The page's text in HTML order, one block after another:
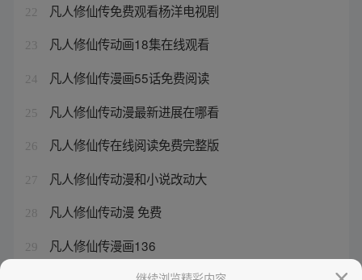
22 凡人修仙传免费观看杨洋电视剧
23 凡人修仙传动画18集在线观看
24 凡人修仙传漫画55话免费阅读
25 凡人修仙传动漫最新进展在哪看
26 凡人修仙传在线阅读免费完整版
27 凡人修仙传动漫和小说改动大
28 凡人修仙传动漫 免费
29 凡人修仙传漫画136